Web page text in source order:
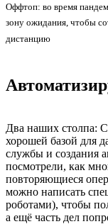
Оффтоп: во время
зону ожидания, чтобы
дистанцию
Два наших столпа:
хорошей базой для
службы и создания
посмотрели, как
повторяющиеся
можно написать
роботами), чтобы
а ещё часть дел